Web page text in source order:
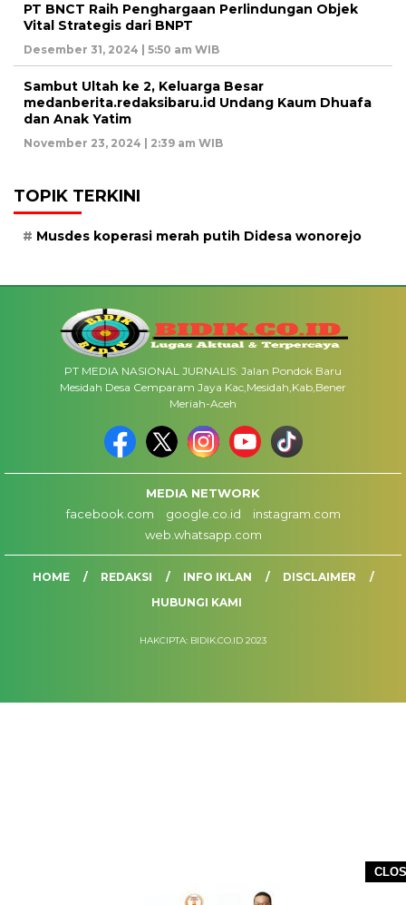
PT BNCT Raih Penghargaan Perlindungan Objek
Vital Strategis dari BNPT
Desember 31, 2024 | 5:50 am WIB
Sambut Ultah ke 2, Keluarga Besar
medanberita.redaksibaru.id Undang Kaum Dhuafa
dan Anak Yatim
November 23, 2024 | 2:39 am WIB
TOPIK TERKINI
Musdes koperasi merah putih Didesa wonorejo
PT MEDIA NASIONAL JURNALIS: Jalan Pondok Baru
Mesidah Desa Cemparam Jaya Kac,Mesidah,Kab,Bener
Meriah-Aceh
MEDIA NETWORK
facebook.com
google.co.id
instagram.com
web.whatsapp.com
HOME REDAKSI INFO IKLAN
DISCLAIMER
HUBUNGI KAMI
HAKCIPTA: BIDIK.CO.ID 2023